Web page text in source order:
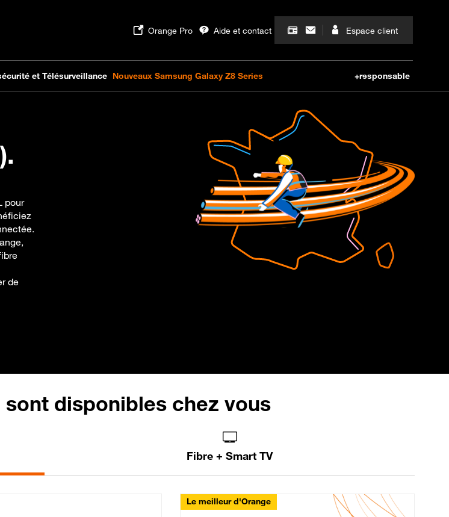
pour
de
disponibles chez vous
Fibre + Smart TV
Le meilleur d'Orange